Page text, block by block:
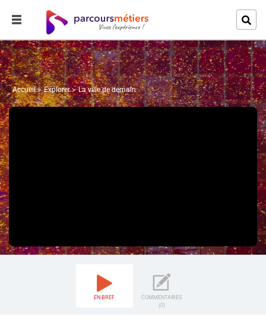
Accueil Explorer La ville de demain
EN BREF
COMMENTAIRES
(0)